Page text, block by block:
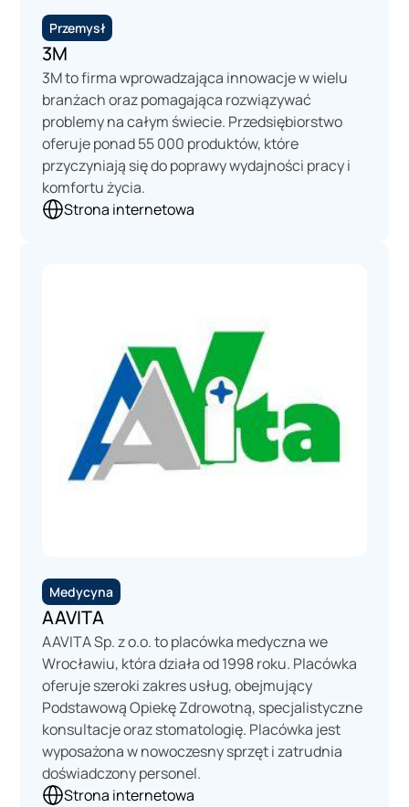
Usługi
Windykacja
Wynajem
Zarządzanie
Przemysł
3M
3M to firma wprowadzająca innowacje w wielu
branżach oraz pomagająca rozwiązywać
problemy na całym świecie. Przedsiębiorstwo
oferuje ponad 55 000 produktów, które
przyczyniają się do poprawy wydajności pracy i
komfortu życia.
Strona internetowa
Medycyna
AAVITA
AAVITA Sp. z o.o. to placówka medyczna we
Wrocławiu, która działa od 1998 roku. Placówka
oferuje szeroki zakres usług, obejmujący
Podstawową Opiekę Zdrowotną, specjalistyczne
konsultacje oraz stomatologię. Placówka jest
wyposażona w nowoczesny sprzęt i zatrudnia
doświadczony personel.
Strona internetowa